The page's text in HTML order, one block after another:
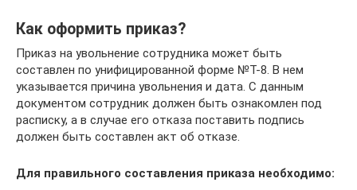
Как оформить приказ?
Приказ на увольнение сотрудника может быть
составлен по унифицированной форме №Т-8. В нем
указывается причина увольнения и дата. С данным
документом сотрудник должен быть ознакомлен под
расписку, а в случае его отказа поставить подпись
должен быть составлен акт об отказе.
Для правильного составления приказа необходимо: